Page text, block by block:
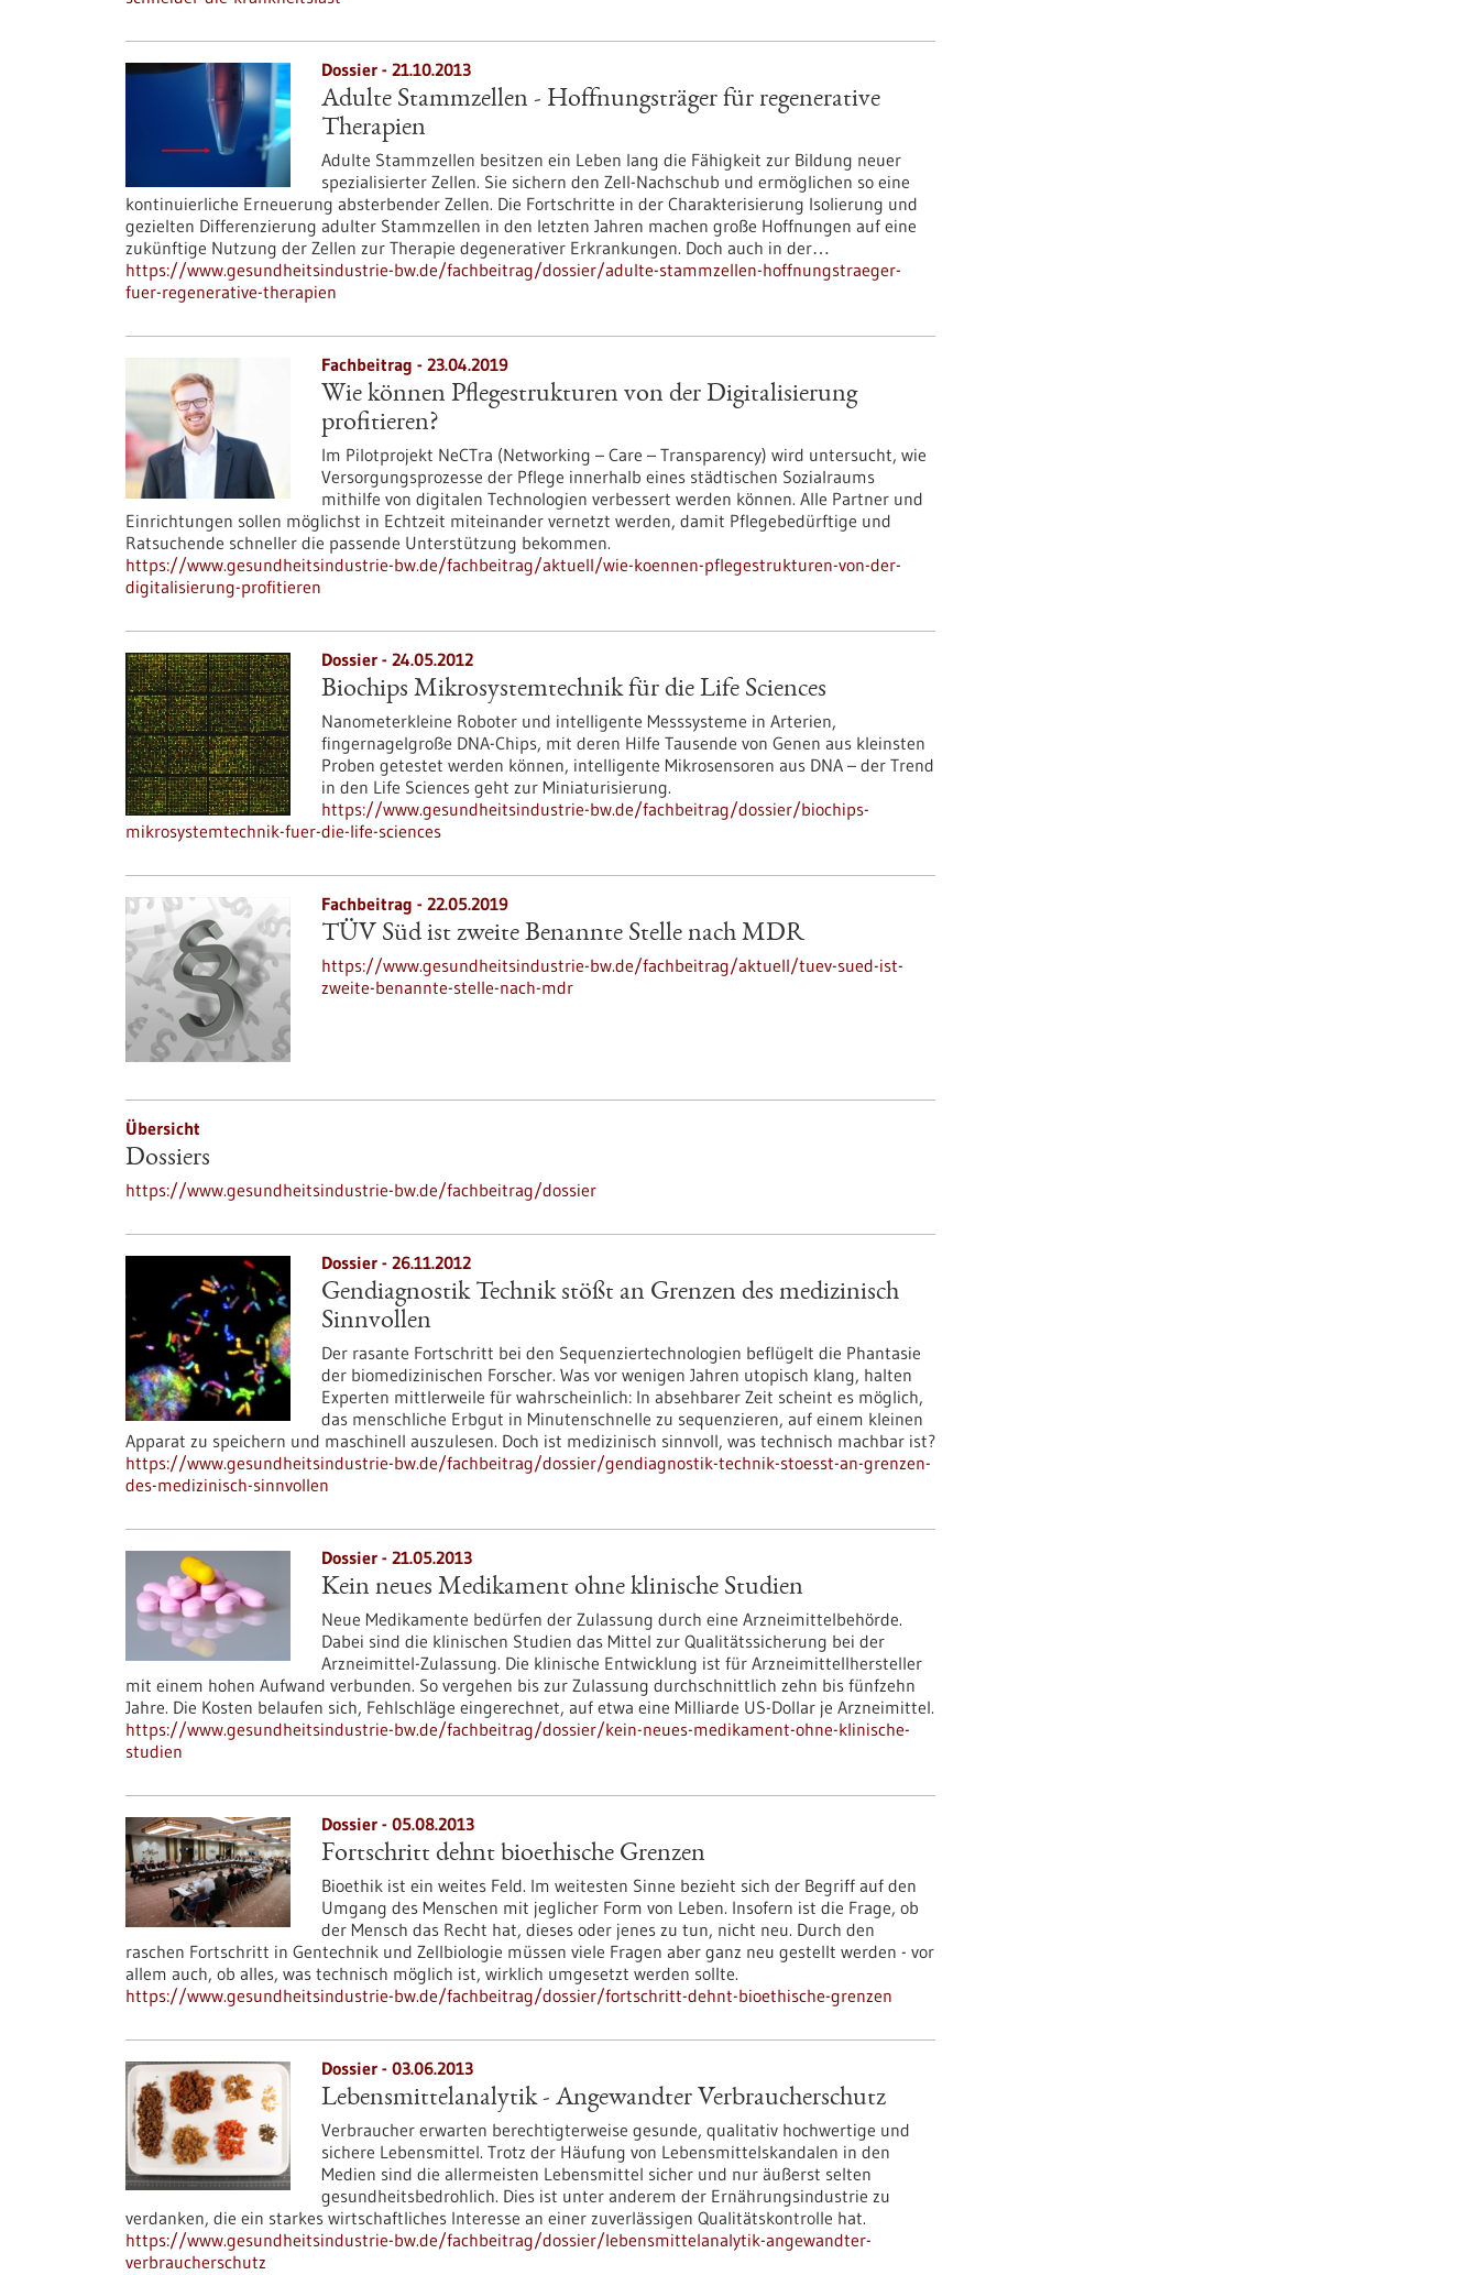
Dossier - 21.10.2013
Adulte Stammzellen - Hoffnungsträger für regenerative
Therapien
Adulte Stammzellen besitzen ein Leben lang die Fähigkeit zur Bildung neuer
spezialisierter Zellen. Sie sichern den Zell-Nachschub und ermöglichen so eine
kontinuierliche Erneuerung absterbender Zellen. Die Fortschritte in der Charakterisierung Isolierung und
gezielten Differenzierung adulter Stammzellen in den letzten Jahren machen große Hoffnungen auf eine
zukünftige Nutzung der Zellen zur Therapie degenerativer Erkrankungen. Doch auch in der…
https://www.gesundheitsindustrie-bw.de/fachbeitrag/dossier/adulte-stammzellen-hoffnungstraeger-
fuer-regenerative-therapien
Fachbeitrag - 23.04.2019
Wie können Pflegestrukturen von der Digitalisierung
profitieren?
Im Pilotprojekt NeCTra (Networking – Care – Transparency) wird untersucht, wie
Versorgungsprozesse der Pflege innerhalb eines städtischen Sozialraums
mithilfe von digitalen Technologien verbessert werden können. Alle Partner und
Einrichtungen sollen möglichst in Echtzeit miteinander vernetzt werden, damit Pflegebedürftige und
Ratsuchende schneller die passende Unterstützung bekommen.
https://www.gesundheitsindustrie-bw.de/fachbeitrag/aktuell/wie-koennen-pflegestrukturen-von-der-
digitalisierung-profitieren
Dossier - 24.05.2012
Biochips Mikrosystemtechnik für die Life Sciences
Nanometerkleine Roboter und intelligente Messsysteme in Arterien,
fingernagelgroße DNA-Chips, mit deren Hilfe Tausende von Genen aus kleinsten
Proben getestet werden können, intelligente Mikrosensoren aus DNA – der Trend
in den Life Sciences geht zur Miniaturisierung.
https://www.gesundheitsindustrie-bw.de/fachbeitrag/dossier/biochips-
mikrosystemtechnik-fuer-die-life-sciences
Fachbeitrag - 22.05.2019
TÜV Süd ist zweite Benannte Stelle nach MDR
https://www.gesundheitsindustrie-bw.de/fachbeitrag/aktuell/tuev-sued-ist-
zweite-benannte-stelle-nach-mdr
Übersicht
Dossiers
https://www.gesundheitsindustrie-bw.de/fachbeitrag/dossier
Dossier - 26.11.2012
Gendiagnostik Technik stößt an Grenzen des medizinisch
Sinnvollen
Der rasante Fortschritt bei den Sequenziertechnologien beflügelt die Phantasie
der biomedizinischen Forscher. Was vor wenigen Jahren utopisch klang, halten
Experten mittlerweile für wahrscheinlich: In absehbarer Zeit scheint es möglich,
das menschliche Erbgut in Minutenschnelle zu sequenzieren, auf einem kleinen
Apparat zu speichern und maschinell auszulesen. Doch ist medizinisch sinnvoll, was technisch machbar ist?
https://www.gesundheitsindustrie-bw.de/fachbeitrag/dossier/gendiagnostik-technik-stoesst-an-grenzen-
des-medizinisch-sinnvollen
Dossier - 21.05.2013
Kein neues Medikament ohne klinische Studien
Neue Medikamente bedürfen der Zulassung durch eine Arzneimittelbehörde.
Dabei sind die klinischen Studien das Mittel zur Qualitätssicherung bei der
Arzneimittel-Zulassung. Die klinische Entwicklung ist für Arzneimittellhersteller
mit einem hohen Aufwand verbunden. So vergehen bis zur Zulassung durchschnittlich zehn bis fünfzehn
Jahre. Die Kosten belaufen sich, Fehlschläge eingerechnet, auf etwa eine Milliarde US-Dollar je Arzneimittel.
https://www.gesundheitsindustrie-bw.de/fachbeitrag/dossier/kein-neues-medikament-ohne-klinische-
studien
Dossier - 05.08.2013
Fortschritt dehnt bioethische Grenzen
Bioethik ist ein weites Feld. Im weitesten Sinne bezieht sich der Begriff auf den
Umgang des Menschen mit jeglicher Form von Leben. Insofern ist die Frage, ob
der Mensch das Recht hat, dieses oder jenes zu tun, nicht neu. Durch den
raschen Fortschritt in Gentechnik und Zellbiologie müssen viele Fragen aber ganz neu gestellt werden - vor
allem auch, ob alles, was technisch möglich ist, wirklich umgesetzt werden sollte.
https://www.gesundheitsindustrie-bw.de/fachbeitrag/dossier/fortschritt-dehnt-bioethische-grenzen
Dossier - 03.06.2013
Lebensmittelanalytik - Angewandter Verbraucherschutz
Verbraucher erwarten berechtigterweise gesunde, qualitativ hochwertige und
sichere Lebensmittel. Trotz der Häufung von Lebensmittelskandalen in den
Medien sind die allermeisten Lebensmittel sicher und nur äußerst selten
gesundheitsbedrohlich. Dies ist unter anderem der Ernährungsindustrie zu
verdanken, die ein starkes wirtschaftliches Interesse an einer zuverlässigen Qualitätskontrolle hat.
https://www.gesundheitsindustrie-bw.de/fachbeitrag/dossier/lebensmittelanalytik-angewandter-
verbraucherschutz